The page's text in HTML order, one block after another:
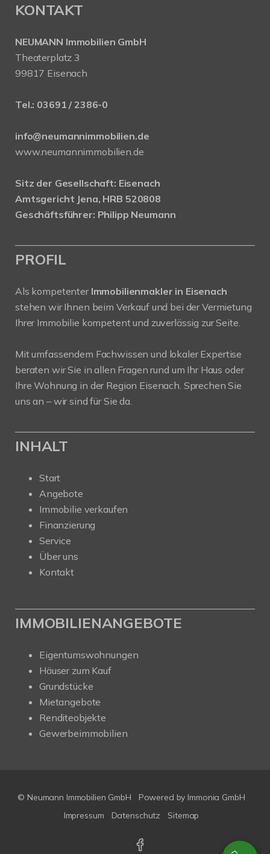
KONTAKT
NEUMANN Immobilien GmbH
Theaterplatz 3
99817 Eisenach
Tel.: 03691 / 2386-0
info@neumannimmobilien.de
www.neumannimmobilien.de
Sitz der Gesellschaft: Eisenach
Amtsgericht Jena, HRB 520808
Geschäftsführer: Philipp Neumann
PROFIL
Als kompetenter Immobilienmakler in Eisenach
stehen wir Ihnen beim Verkauf und bei der Vermietung
Ihrer Immobilie kompetent und zuverlässig zur Seite.
Mit umfassendem Fachwissen und lokaler Expertise
beraten wir Sie in allen Fragen rund um Ihr Haus oder
Ihre Wohnung in der Region Eisenach. Sprechen Sie
uns an – wir sind für Sie da.
INHALT
Start
Angebote
Immobilie verkaufen
Finanzierung
Service
Über uns
Kontakt
IMMOBILIENANGEBOTE
Eigentumswohnungen
Häuser zum Kauf
Grundstücke
Mietangebote
Renditeobjekte
Gewerbeimmobilien
© Neumann Immobilien GmbH Powered by Immonia GmbH
Impressum
Datenschutz Sitemap